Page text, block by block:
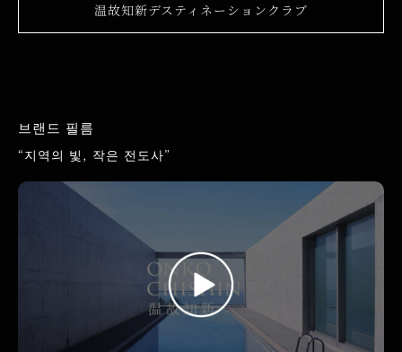
温故知新デスティネーションクラブ
브랜드 필름
“지역의 빛, 작은 전도사”